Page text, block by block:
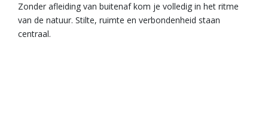
Zonder afleiding van buitenaf kom je volledig in het ritme
van de natuur. Stilte, ruimte en verbondenheid staan
centraal.